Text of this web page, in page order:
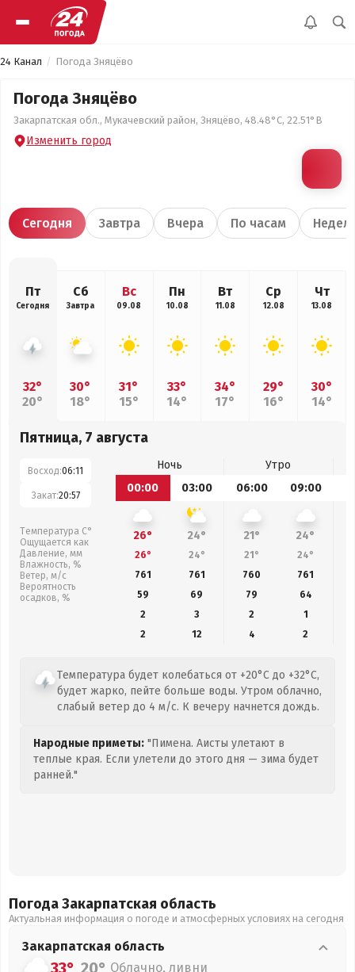
24 Канал Погода Зняцёво
Погода Зняцёво
Закарпатская обл., Мукачевский район, Зняцёво, 48.48°С, 22.51°В
Изменить город
Сегодня Завтра Вчера По часам
Пт
Сегодня
32°
20°
Сб
Завтра
30°
18°
Вс
09.08
31°
15°
Пн
10.08
33°
14°
Вт
11.08
34°
17°
Ср
12.08
29°
16°
Чт
13.08
30°
14°
Пятница, 7 августа
Восход:06:11
Закат:20:57
Температура С°
Ощущается как
Давление, мм
Влажность, %
Ветер, м/с
Вероятность
осадков, %
Ночь
Утро
00:00
03:00 06:00 09:00
26° 24° 21° 24°
26° 24° 21° 24°
761
761 760 761
59
69 79 64
2
3 2
1
2
12 4 2
Температура будет колебаться от +20°C до +32°C,
будет жарко, пейте больше воды. Утром облачно,
слабый ветер до 4 м/с. К вечеру начнется дождь.
Народные приметы: "Пимена. Аисты улетают в
теплые края. Если улетели до этого дня — зима будет
ранней."
Погода Закарпатская область
Актуальная информация о погоде и атмосферных условиях на сегодня
Закарпатская область
33° 20° Облачно, ливни